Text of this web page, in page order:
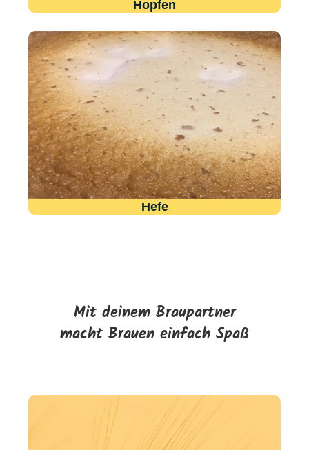
Hopfen
Hefe
Mit deinem Braupartner
macht Brauen einfach Spaß